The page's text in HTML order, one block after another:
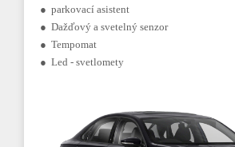
● parkovací asistent
● Dažďový a svetelný senzor
● Tempomat
● Led - svetlomety